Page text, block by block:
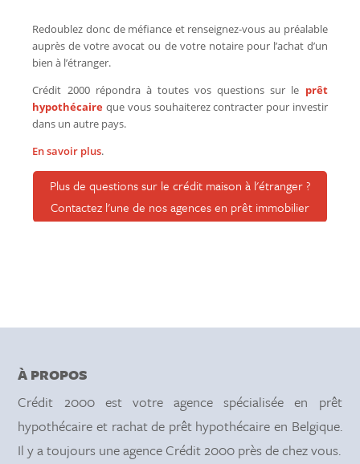
Redoublez donc de méfiance et renseignez-vous au préalable
auprès de votre avocat ou de votre notaire pour l’achat d’un
bien à l’étranger.
Crédit 2000 répondra à toutes vos questions sur le prêt
hypothécaire que vous souhaiterez contracter pour investir
dans un autre pays.
En savoir plus.
Plus de questions sur le crédit maison à l'étranger ?
Contactez l'une de nos agences en prêt immobilier
À PROPOS
Crédit 2000 est votre agence spécialisée en prêt
hypothécaire et rachat de prêt hypothécaire en Belgique.
Il y a toujours une agence Crédit 2000 près de chez vous.